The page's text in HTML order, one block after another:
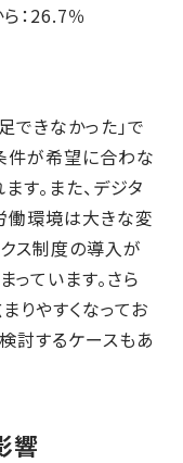
：26.7％
きなかった」で
件が希望に合わな
す。また、デジタ
働環境は大きな変
ス制度の導入が
ています。さら
りやすくなってお
討するケースもあ
響